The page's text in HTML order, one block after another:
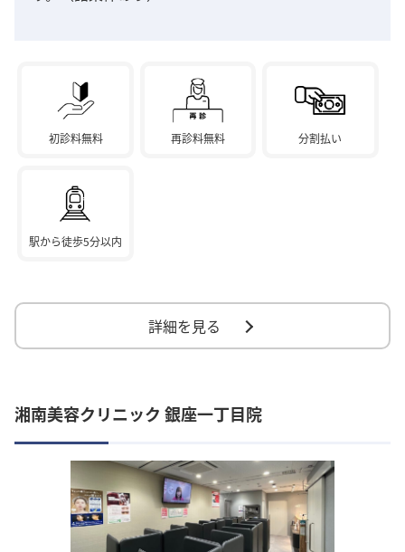
初診料無料 再診料無料 分割払い
駅から徒歩5分以内
詳細を見る
湘南美容クリニック 銀座一丁目院